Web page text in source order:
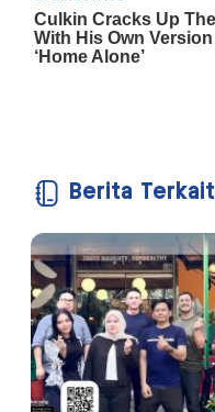
Berita Terkait